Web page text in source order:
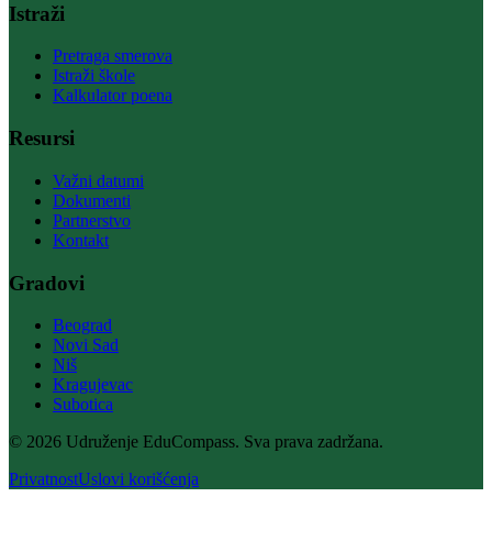
Istraži
Pretraga smerova
Istraži škole
Kalkulator poena
Resursi
Važni datumi
Dokumenti
Partnerstvo
Kontakt
Gradovi
Beograd
Novi Sad
Niš
Kragujevac
Subotica
© 2026 Udruženje EduCompass. Sva prava zadržana.
PrivatnostUslovi korišćenja